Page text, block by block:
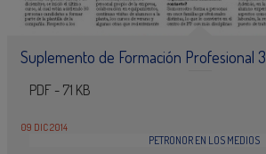
Suplemento de Formación Profesional 3
PDF - 71 KB
09 DIC 2014
PETRONOR EN LOS MEDIOS